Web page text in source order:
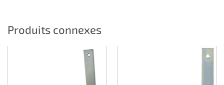
Produits connexes